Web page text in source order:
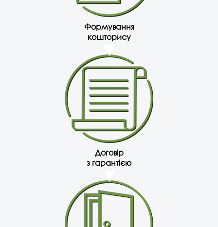
Формування
кошторису
Договір
з гарантією